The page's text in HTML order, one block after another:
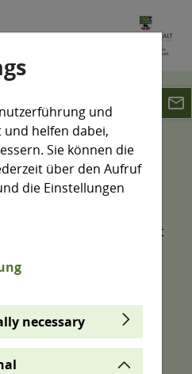
Klima
Klima (A)
ist auch in Sachsen-Anhalt
Themenfeld Klima wird
die
in seinem Ausmaß und
Für die meisten der
eine regionale
und je eine
und
und helfen dabei,
Sie können die
über den Aufruf
die Einstellungen
necessary
email